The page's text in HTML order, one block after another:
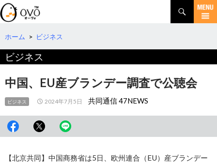
検
索
コ
テ
へ
動
ホーム > ビジネス
ビジネス
中国、EU産ブランデー調査で公聴会
ビジネス 2024年7月5日 共同通信 47NEWS
【北京共同】中国商務省は5日、欧州連合（EU）産ブランデー